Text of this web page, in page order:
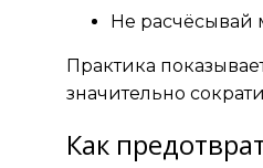
Не расчёсывай
Практика
значительно
Как